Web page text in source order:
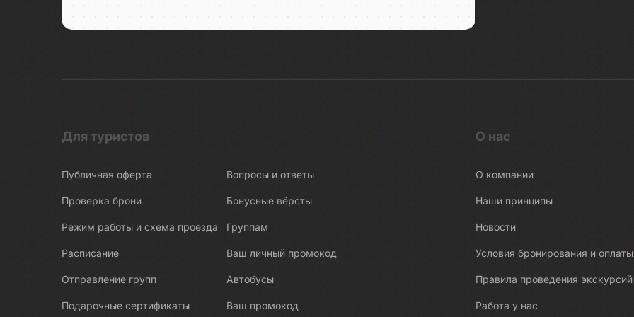
Бобруйск
Богословка
Богота
Бодрум
Бологое
Болото Ельня
Для туристов
Публичная оферта
Проверка брони
Режим работы и схема проезда
Расписание
Отправление групп
Подарочные сертификаты
Вопросы и ответы
Бонусные вёрсты
Группам
Ваш личный промокод
Автобусы
Ваш промокод
О нас
О компании
Наши принципы
Новости
Условия бронирования и оплаты
Правила проведения экскурсий
Работа у нас